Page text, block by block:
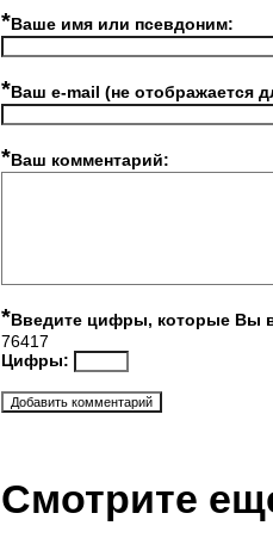
*Ваше имя или псевдоним:
*Ваш e-mail (не отображается
*Ваш комментарий:
*Введите цифры, которые Вы
76417
Цифры:
Смотрите